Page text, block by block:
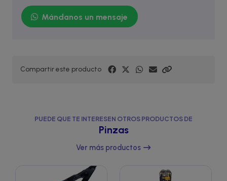
Mándanos un mensaje
Compartir este producto
PUEDE QUE TE INTERESEN OTROS PRODUCTOS DE
Pinzas
Ver más productos